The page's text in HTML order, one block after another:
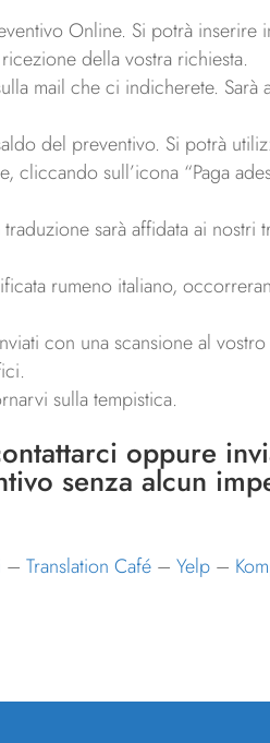
Online. Si potrà
della vostra richiesta.
mail che ci indicherete. Sarà
del preventivo. Si potrà
sull’icona “Paga
sarà affidata ai
rumeno italiano,
con una scansione al
sulla tempistica.
oppure
senza alcun
–Translation Café –Yelp –